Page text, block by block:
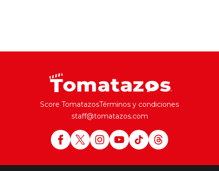
Score TomatazosTérminos y condiciones
staff@tomatazos.com